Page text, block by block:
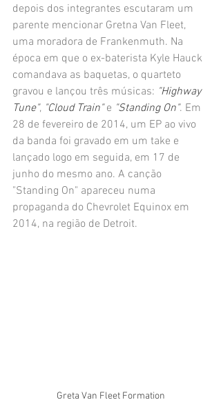
depois dos integrantes escutaram um
parente mencionar Gretna Van Fleet,
uma moradora de Frankenmuth. Na
época em que o ex-baterista Kyle Hauck
comandava as baquetas, o quarteto
gravou e lançou três músicas: "Highway
Tune", "Cloud Train" e "Standing On". Em
28 de fevereiro de 2014, um EP ao vivo
da banda foi gravado em um take e
lançado logo em seguida, em 17 de
junho do mesmo ano. A canção
"Standing On" apareceu numa
propaganda do Chevrolet Equinox em
2014, na região de Detroit.
Greta Van Fleet Formation